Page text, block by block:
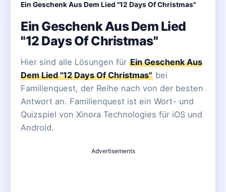
Ein Geschenk Aus Dem Lied "12 Days Of Christmas"
Ein Geschenk Aus Dem Lied
"12 Days Of Christmas"
Hier sind alle Lösungen für Ein Geschenk Aus
Dem Lied "12 Days Of Christmas" bei
Familienquest, der Reihe nach von der besten
Antwort an. Familienquest ist ein Wort- und
Quizspiel von Xinora Technologies für iOS und
Android.
Advertisements